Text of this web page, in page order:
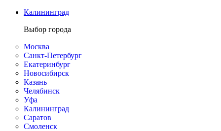
Калининград
Выбор города
Москва
Санкт-Петербург
Екатеринбург
Новосибирск
Казань
Челябинск
Уфа
Калининград
Саратов
Смоленск